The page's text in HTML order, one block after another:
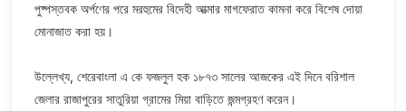
পুষ্পস্তবক অর্পণের পরে মরহুমের বিদেহী আত্মার মাগফেরাত কামনা করে বিশেষ দোয়া
মোনাজাত করা হয়।
উল্লেখ্য, শেরেবাংলা এ কে ফজলুল হক ১৮৭৩ সালের আজকের এই দিনে বরিশাল
জেলার রাজাপুরের সাতুরিয়া গ্রামের মিয়া বাড়িতে জন্মগ্রহণ করেন।